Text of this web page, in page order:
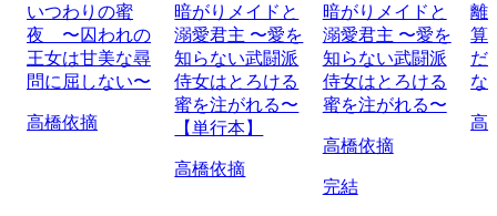
いつわりの蜜
夜 〜囚われの
王女は甘美な尋
問に屈しない〜
高橋依摘
暗がりメイドと
溺愛君主 〜愛を
知らない武闘派
侍女はとろける
蜜を注がれる〜
【単行本】
高橋依摘
暗がりメイドと
溺愛君主 〜愛を
知らない武闘派
侍女はとろける
蜜を注がれる〜
高橋依摘
完結
離
算
だ
な
高